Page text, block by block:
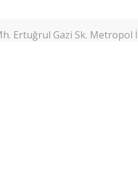
Ertuğrul Gazi Sk.